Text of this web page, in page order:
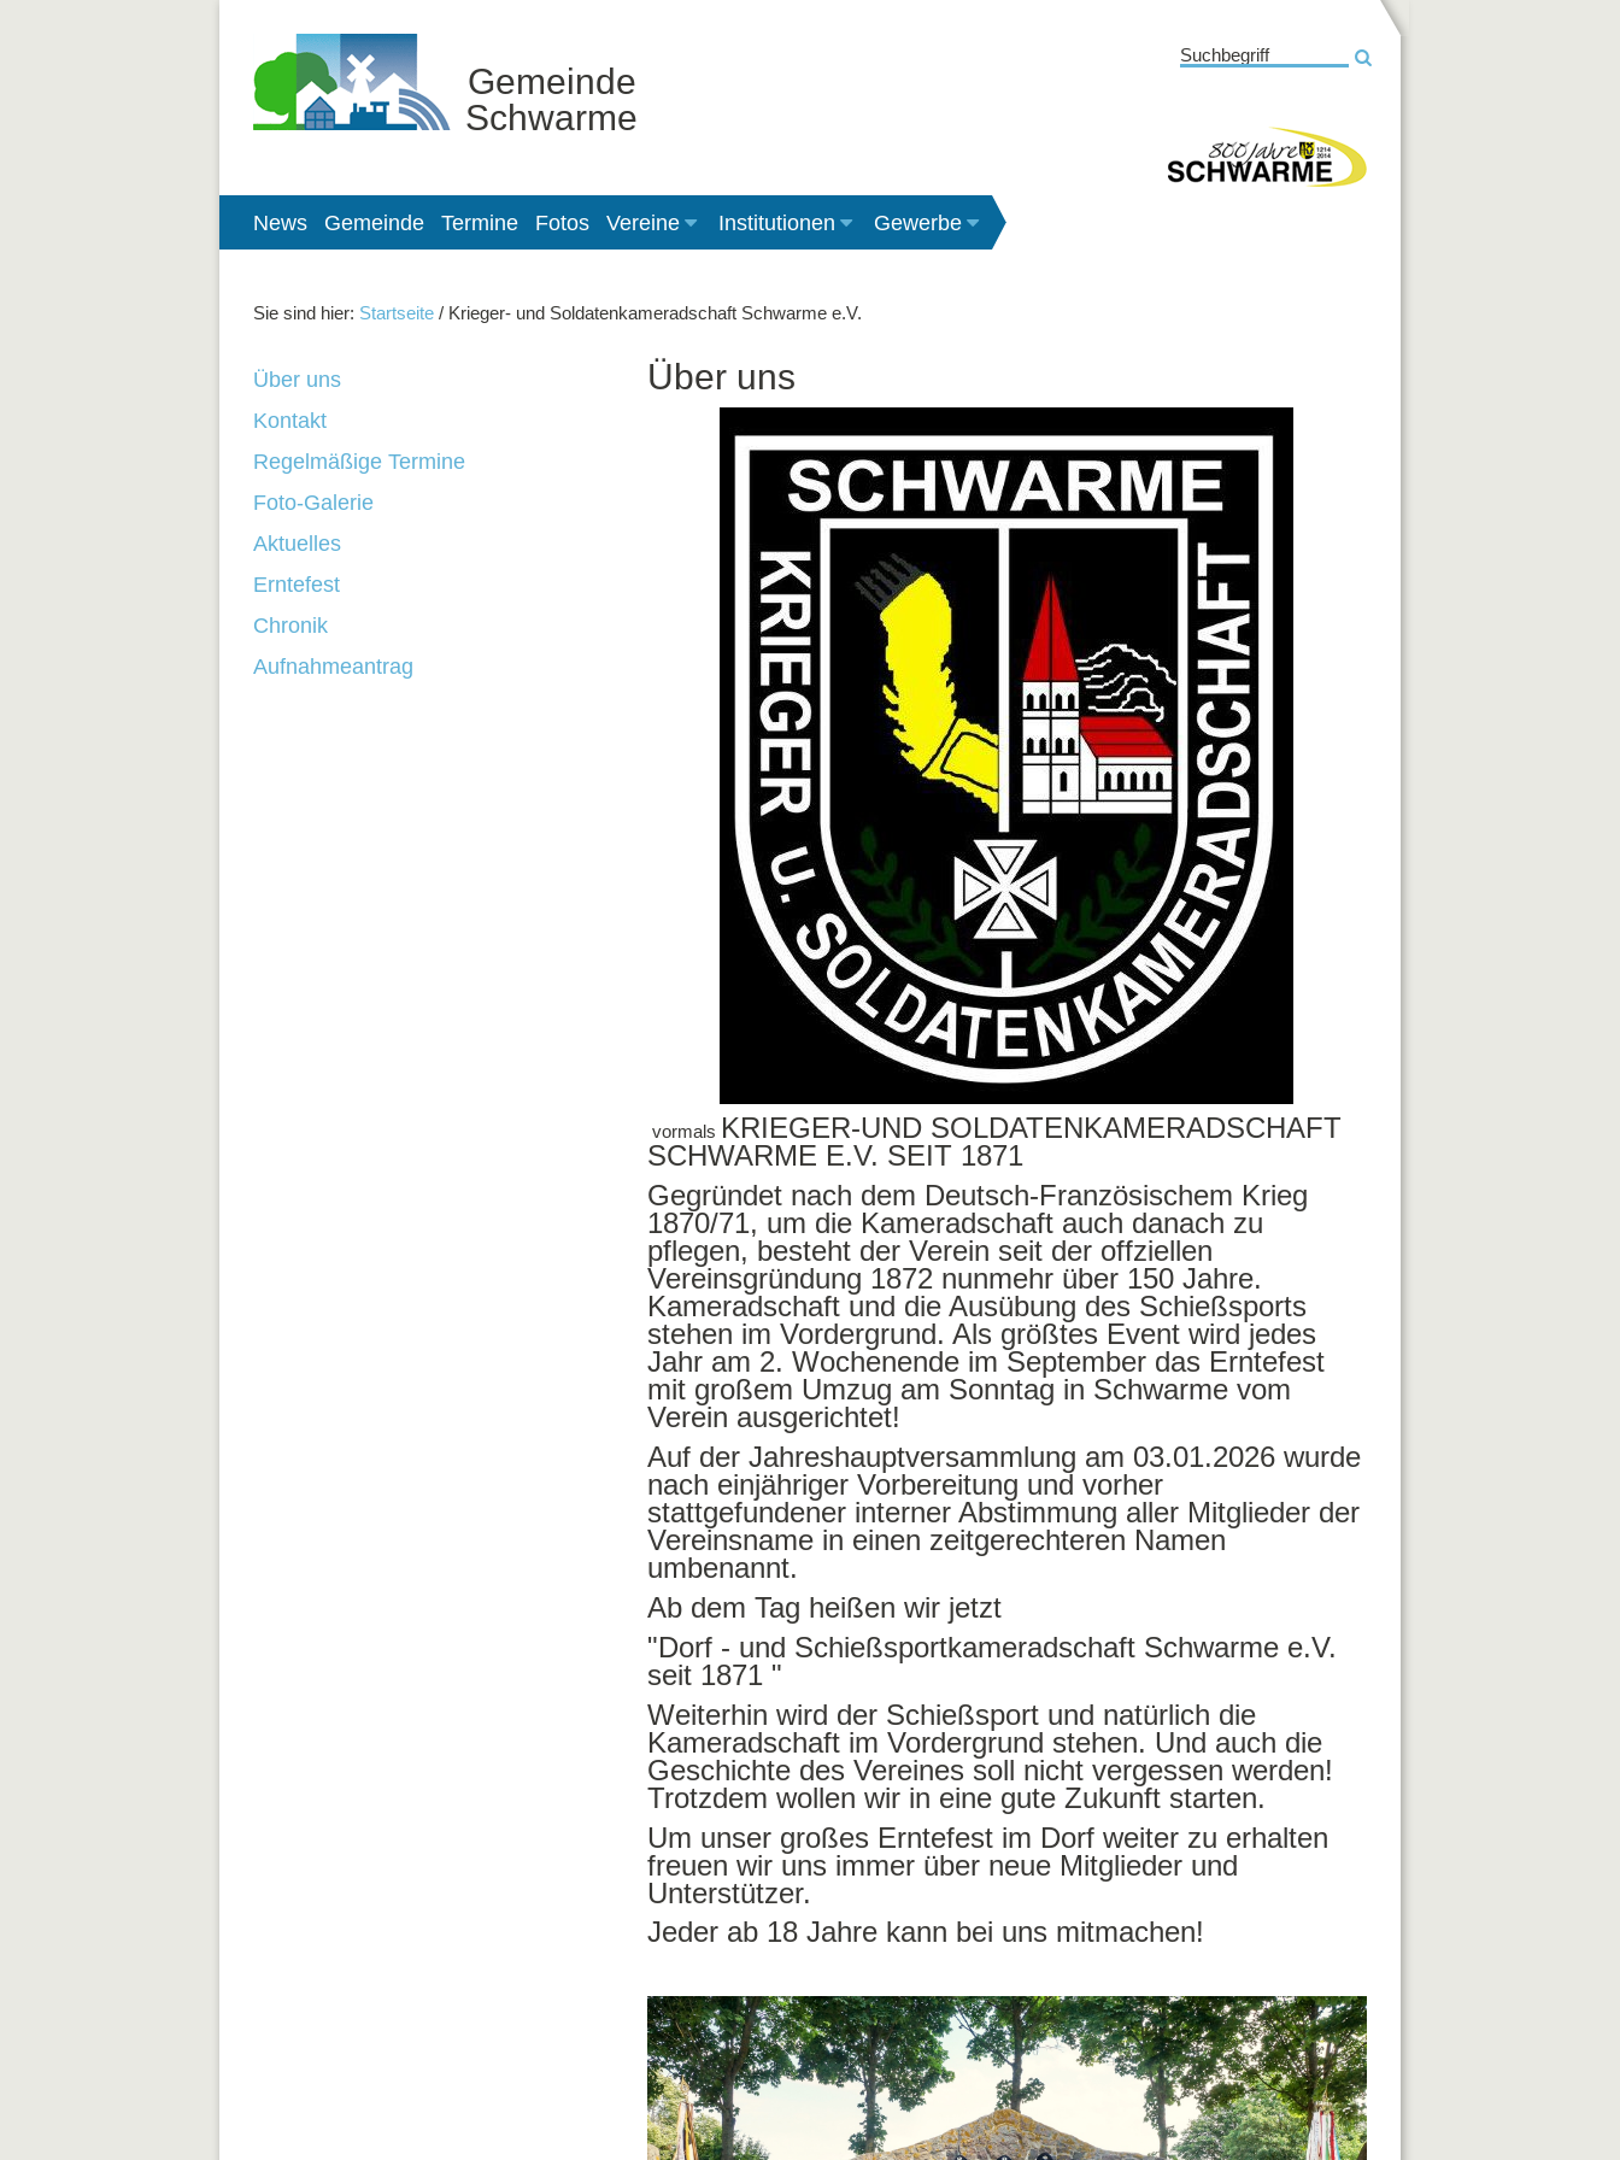
Gemeinde
Schwarme
Suchbegriff
News Gemeinde Termine Fotos Vereine Institutionen Gewerbe
Sie sind hier: Startseite / Krieger- und Soldatenkameradschaft Schwarme e.V.
Über uns
Kontakt
Regelmäßige Termine
Foto-Galerie
Aktuelles
Erntefest
Chronik
Aufnahmeantrag
Über uns
vormals KRIEGER-UND SOLDATENKAMERADSCHAFT
SCHWARME E.V. SEIT 1871
Gegründet nach dem Deutsch-Französischem Krieg
1870/71, um die Kameradschaft auch danach zu
pflegen, besteht der Verein seit der offziellen
Vereinsgründung 1872 nunmehr über 150 Jahre.
Kameradschaft und die Ausübung des Schießsports
stehen im Vordergrund. Als größtes Event wird jedes
Jahr am 2. Wochenende im September das Erntefest
mit großem Umzug am Sonntag in Schwarme vom
Verein ausgerichtet!
Auf der Jahreshauptversammlung am 03.01.2026 wurde
nach einjähriger Vorbereitung und vorher
stattgefundener interner Abstimmung aller Mitglieder der
Vereinsname in einen zeitgerechteren Namen
umbenannt.
Ab dem Tag heißen wir jetzt
"Dorf - und Schießsportkameradschaft Schwarme e.V.
seit 1871 "
Weiterhin wird der Schießsport und natürlich die
Kameradschaft im Vordergrund stehen. Und auch die
Geschichte des Vereines soll nicht vergessen werden!
Trotzdem wollen wir in eine gute Zukunft starten.
Um unser großes Erntefest im Dorf weiter zu erhalten
freuen wir uns immer über neue Mitglieder und
Unterstützer.
Jeder ab 18 Jahre kann bei uns mitmachen!